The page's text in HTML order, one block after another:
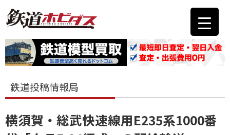
鉄道投稿情報局
横須賀・総武快速線用E235系1000番